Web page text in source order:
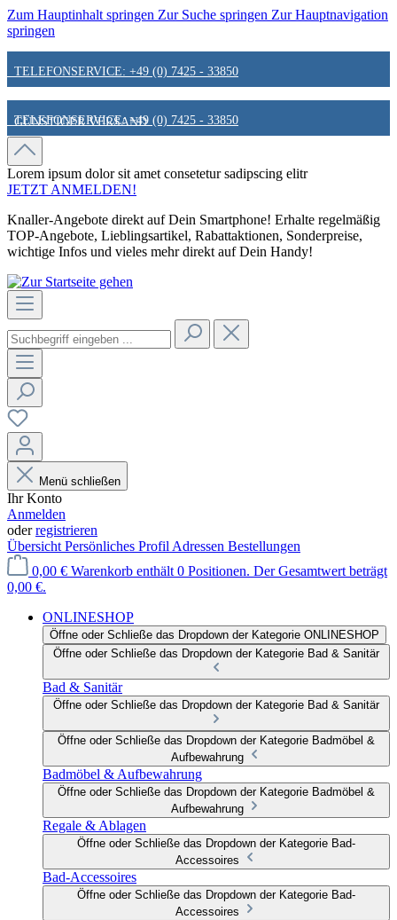
Zum Hauptinhalt springen Zur Suche springen Zur Hauptnavigation
springen
TELEFONSERVICE: +49 (0) 7425 - 33850
GÜNSTIGER VERSAND
FAIR & KUNDENORIENTIERT
HINWEIS ZU STATIONÄREN PREISEN
TELEFONSERVICE: +49 (0) 7425 - 33850
GÜNSTIGER VERSAND
FAIR & KUNDENORIENTIERT
HINWEIS ZU STATIONÄREN PREISEN
Lorem ipsum dolor sit amet consetetur sadipscing elitr
JETZT ANMELDEN!
Knaller-Angebote direkt auf Dein Smartphone! Erhalte regelmäßig
TOP-Angebote, Lieblingsartikel, Rabattaktionen, Sonderpreise,
wichtige Infos und vieles mehr direkt auf Dein Handy!
Menü schließen
Ihr Konto
Anmelden
oderregistrieren
Übersicht Persönliches Profil Adressen Bestellungen
0,00 € Warenkorb enthält 0 Positionen. Der Gesamtwert beträgt
0,00 €.
ONLINESHOP
Öffne oder Schließe das Dropdown der Kategorie ONLINESHOP
Öffne oder Schließe das Dropdown der Kategorie Bad & Sanitär
Bad & Sanitär
Öffne oder Schließe das Dropdown der Kategorie Bad & Sanitär
Öffne oder Schließe das Dropdown der Kategorie Badmöbel &
Aufbewahrung
Badmöbel & Aufbewahrung
Öffne oder Schließe das Dropdown der Kategorie Badmöbel &
Aufbewahrung
Regale & Ablagen
Öffne oder Schließe das Dropdown der Kategorie Bad-
Accessoires
Bad-Accessoires
Öffne oder Schließe das Dropdown der Kategorie Bad-
Accessoires